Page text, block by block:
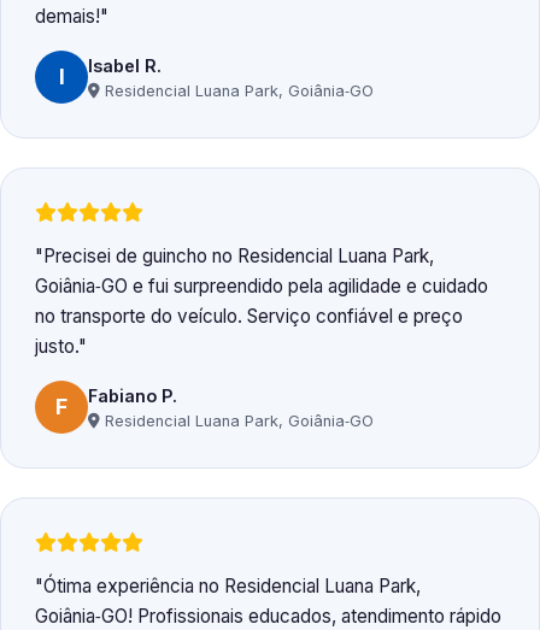
demais!
I Isabel R.
Residencial Luana Park, Goiânia‑GO
Precisei de guincho no Residencial Luana Park,
Goiânia‑GO e fui surpreendido pela agilidade e cuidado
no transporte do veículo. Serviço confiável e preço
justo.
F Fabiano P.
Residencial Luana Park, Goiânia‑GO
Ótima experiência no Residencial Luana Park,
Goiânia‑GO! Profissionais educados, atendimento rápido